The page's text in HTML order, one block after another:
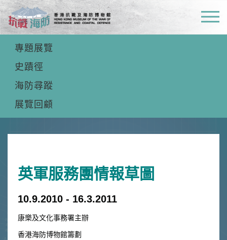
常設展覽
專題展覽
史蹟徑
海防尋蹤
展覽回顧
英軍服務團情報草圖
10.9.2010 - 16.3.2011
康樂及文化事務署主辦
香港海防博物館籌劃